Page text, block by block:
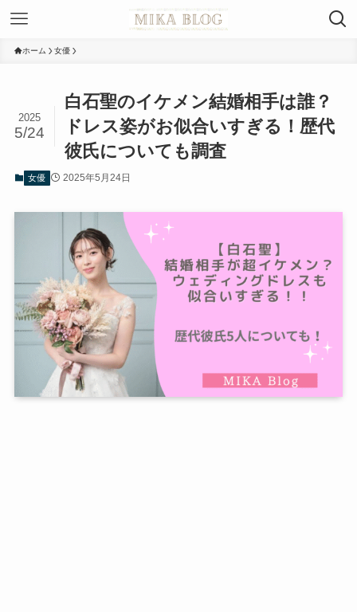
ホーム 女優
白石聖のイケメン結婚相手は誰？
ドレス姿がお似合いすぎる！歴代
彼氏についても調査
2025
5/24
女優 2025年5月24日